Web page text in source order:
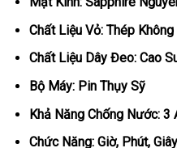
Chất Liệu Vỏ: Thép
Chất Liệu Dây Đeo: Cao
Bộ Máy: Pin Thụy Sỹ
Khả Năng Chống Nước: 3
Chức Năng: Giờ, Phút,